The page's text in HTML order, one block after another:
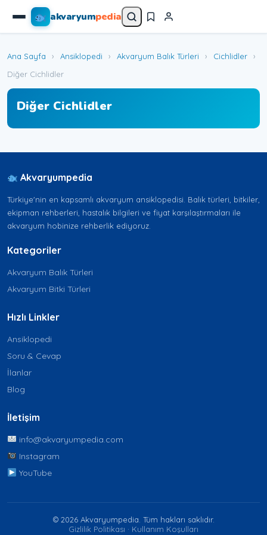
akvaryumpedia
Ana Sayfa › Ansiklopedi › Akvaryum Balık Türleri › Cichlidler
›
Diğer Cichlidler
Diğer Cichlidler
Akvaryumpedia
Türkiye'nin en kapsamlı akvaryum ansiklopedisi. Balık türleri, bitkiler,
ekipman rehberleri, hastalık bilgileri ve fiyat karşılaştırmaları ile
akvaryum hobinize rehberlik ediyoruz.
Kategoriler
Akvaryum Balık Türleri
Akvaryum Bitki Türleri
Hızlı Linkler
Ansiklopedi
Soru & Cevap
İlanlar
Blog
İletişim
info@akvaryumpedia.com
Instagram
YouTube
© 2026 Akvaryumpedia. Tüm hakları saklıdır.
Gizlilik Politikası · Kullanım Koşulları